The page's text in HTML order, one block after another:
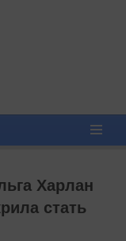
Харлан
стать